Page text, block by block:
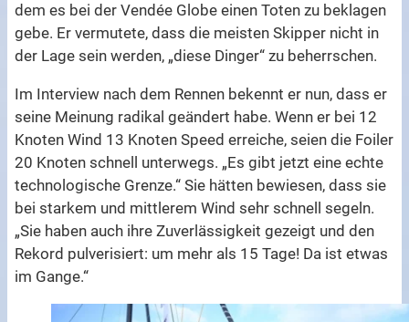
dem es bei der Vendée Globe einen Toten zu beklagen
gebe. Er vermutete, dass die meisten Skipper nicht in
der Lage sein werden, „diese Dinger“ zu beherrschen.
Im Interview nach dem Rennen bekennt er nun, dass er
seine Meinung radikal geändert habe. Wenn er bei 12
Knoten Wind 13 Knoten Speed erreiche, seien die Foiler
20 Knoten schnell unterwegs. „Es gibt jetzt eine echte
technologische Grenze.“ Sie hätten bewiesen, dass sie
bei starkem und mittlerem Wind sehr schnell segeln.
„Sie haben auch ihre Zuverlässigkeit gezeigt und den
Rekord pulverisiert: um mehr als 15 Tage! Da ist etwas
im Gange.“